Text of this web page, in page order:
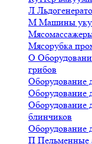
Л
М Машины
Мясорубка
О
грибов
Оборудование
Оборудование
Оборудование
блинчиков
Оборудование
П Пельменные